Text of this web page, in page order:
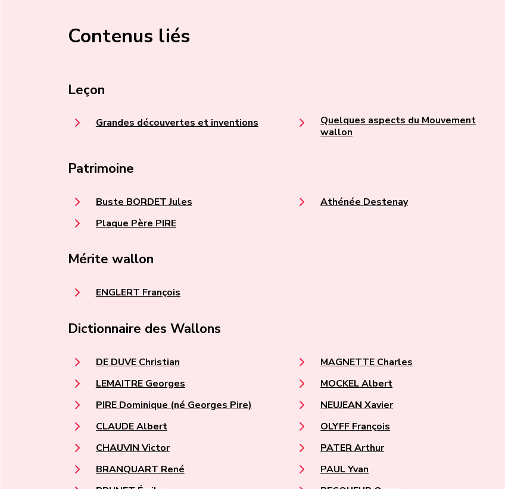
Contenus liés
Leçon
Grandes découvertes et inventions
Quelques aspects du Mouvement
wallon
Patrimoine
Buste BORDET Jules
Plaque Père PIRE
Athénée Destenay
Mérite wallon
ENGLERT François
Dictionnaire des Wallons
DE DUVE Christian
LEMAITRE Georges
PIRE Dominique (né Georges Pire)
CLAUDE Albert
CHAUVIN Victor
BRANQUART René
MAGNETTE Charles
MOCKEL Albert
NEUJEAN Xavier
OLYFF François
PATER Arthur
PAUL Yvan